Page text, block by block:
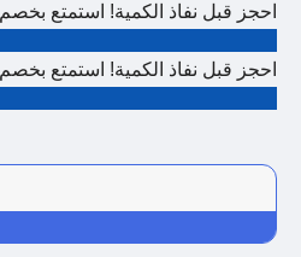
احجز قبل نفاذ الكمية! استمتع بخصم ١٠٪ على فندق أوبرا دوفيل
احجز قبل نفاذ الكمية! استمتع بخصم ١٠٪ على فندق أوبرا دوفيل